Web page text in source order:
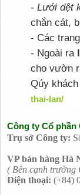
- Lưới dệt
chắn cát,
- Các
- Ngoài ra
cho vườn
Qúy
thai-lan/
Công ty Cổ
Trụ sở Công ty:
VP bán hàng Hà
( Bên cạnh
Điện thoại: (+84)